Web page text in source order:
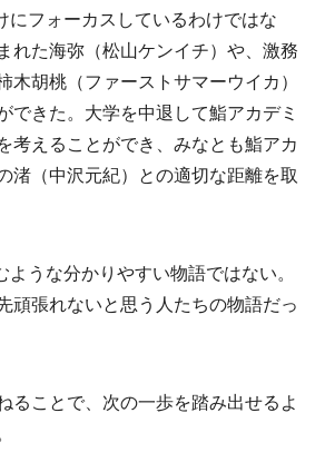
フォーカスしているわけではな
れた海弥（松山ケンイチ）や、激務
胡桃（ファーストサマーウイカ）
できた。大学を中退して鮨アカデミ
考えることができ、みなとも鮨アカ
渚（中沢元紀）との適切な距離を取
うな分かりやすい物語ではない。
頑張れないと思う人たちの物語だっ
ことで、次の一歩を踏み出せるよ